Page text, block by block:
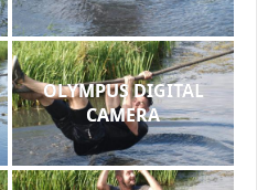
OLYMPUS DIGITAL
CAMERA